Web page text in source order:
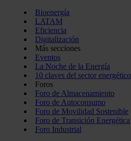
Bioenergía
LATAM
Eficiencia
Digitalización
Más secciones
Eventos
La Noche de la Energía
10 claves del sector energético
Foros
Foro de Almacenamiento
Foro de Autoconsumo
Foro de Movilidad Sostenible
Foro de Transición Energética
Foro Industrial